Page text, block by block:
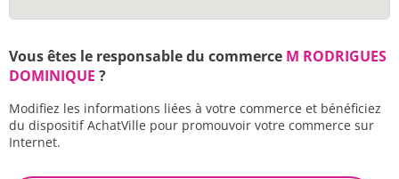
Vous êtes le responsable du commerce M RODRIGUES
DOMINIQUE ?
Modifiez les informations liées à votre commerce et bénéficiez
du dispositif AchatVille pour promouvoir votre commerce sur
Internet.